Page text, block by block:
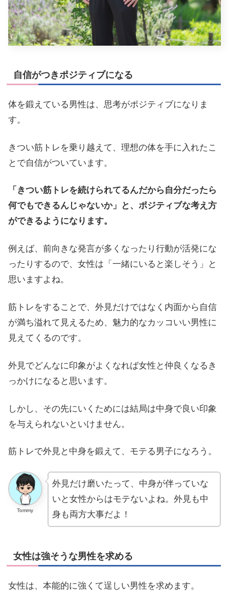
自信がつきポジティブになる
体を鍛えている男性は、思考がポジティブになりま
す。
きつい筋トレを乗り越えて、理想の体を手に入れたこ
とで自信がついています。
「きつい筋トレを続けられてるんだから自分だったら
何でもできるんじゃないか」と、ポジティブな考え方
ができるようになります。
例えば、前向きな発言が多くなったり行動が活発にな
ったりするので、女性は「一緒にいると楽しそう」と
思いますよね。
筋トレをすることで、外見だけではなく内面から自信
が満ち溢れて見えるため、魅力的なカッコいい男性に
見えてくるのです。
外見でどんなに印象がよくなれば女性と仲良くなるき
っかけになると思います。
しかし、その先にいくためには結局は中身で良い印象
を与えられないといけません。
筋トレで外見と中身を鍛えて、モテる男子になろう。
Tommy
外見だけ磨いたって、中身が伴っていな
いと女性からはモテないよね。外見も中
身も両方大事だよ！
女性は強そうな男性を求める
女性は、本能的に強くて逞しい男性を求めます。